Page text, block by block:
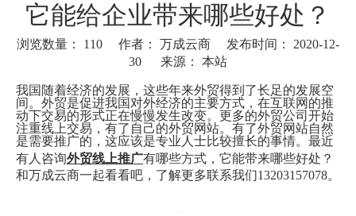
它能给企业带来哪些好处？
浏览数量： 110 作者： 万成云商 发布时间： 2020-12-
30 来源： 本站
["wechat"]
我国随着经济的发展，这些年来外贸得到了长足的发展空
间。外贸是促进我国对外经济的主要方式，在互联网的推
动下交易的形式正在慢慢发生改变。更多的外贸公司开始
注重线上交易，有了自己的外贸网站。有了外贸网站自然
是需要推广的，这应该是专业人士比较擅长的事情。最近
有人咨询外贸线上推广有哪些方式，它能带来哪些好处？
和万成云商一起看看吧，了解更多联系我们13203157078。